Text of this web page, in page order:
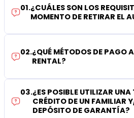
01.¿CUÁLES SON LOS
MOMENTO DE RETIRAR EL
02.¿QUÉ MÉTODOS DE PAGO
RENTAL?
03.¿ES POSIBLE UTILIZAR
CRÉDITO DE UN FAMILIAR
DEPÓSITO DE GARANTÍA?